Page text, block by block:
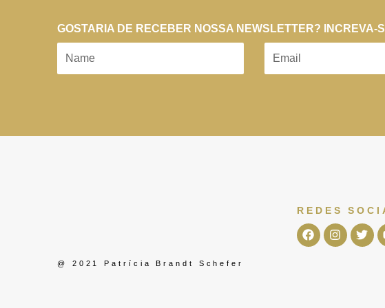
GOSTARIA DE RECEBER NOSSA NEWSLETTER? INCREVA-
@ 2021 Patrícia Brandt Schefer
REDES